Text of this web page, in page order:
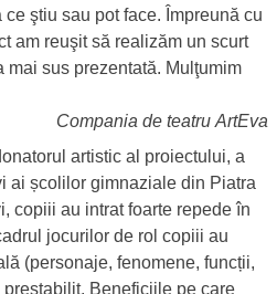
ştiu sau pot face. Împreună cu
am reuşit să realizăm un scurt
mai sus prezentată. Mulţumim
Compania de teatru ArtEva
artistic al proiectului, a
ai școlilor gimnaziale din Piatra
copiii au intrat foarte repede în
jocurilor de rol copiii au
(personaje, fenomene, funcții,
Beneficiile pe care